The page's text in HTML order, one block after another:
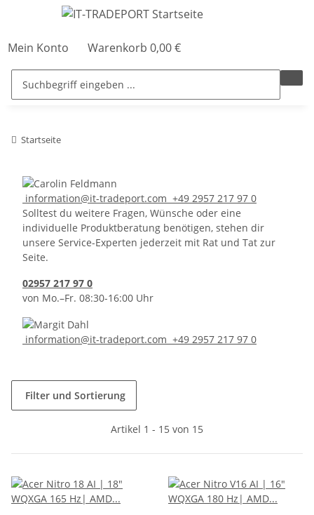
Mein Konto Warenkorb 0,00 €
Startseite
information@it-tradeport.com +49 2957 217 97 0
Solltest du weitere Fragen, Wünsche oder eine
individuelle Produktberatung benötigen, stehen dir
unsere Service-Experten jederzeit mit Rat und Tat zur
Seite.
02957 217 97 0
von Mo.–Fr. 08:30-16:00 Uhr
information@it-tradeport.com +49 2957 217 97 0
Filter und Sortierung
Artikel 1 - 15 von 15